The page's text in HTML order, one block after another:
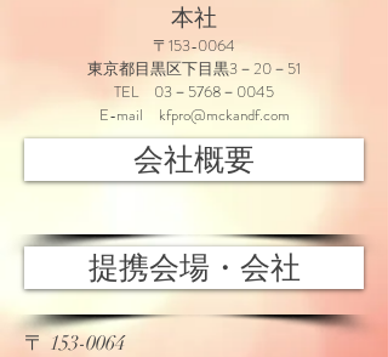
本社
〒153-0064
東京都目黒区下目黒3－20－51
TEL 03－5768－0045
E-mail kfpro@mckandf.com
会社概要
提携会場・会社
〒 153-0064